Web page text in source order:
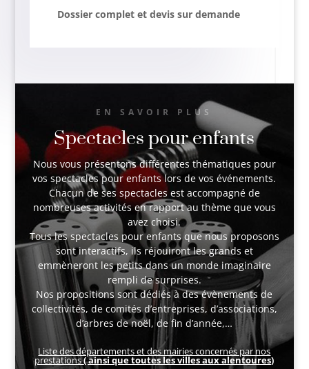
Dossier complet et devis sur demande
EN SAVOIR PLUS
Spectacles pour enfants
Nous vous présentons différentes thématiques pour
vos spectacles pour enfants lors de vos événements.
Chacun de ses spectacles est accompagné de
nombreuses activités en rapport au thème que vous
avez choisi.
Tous les spectacles pour enfants que nous proposons
sont interactifs, ils réjouiront les grands et
emmèneront les petits dans un monde imaginaire
rempli de surprises.
Nos propositions sont dédiés à des évènements de
collectivités, de comités d’entreprises, d’associations,
d’arbres de noël, de fin d’année,…
Liste des départements et des mairies concernés par nos
prestations( ainsi que toutes les villes aux alentoures)